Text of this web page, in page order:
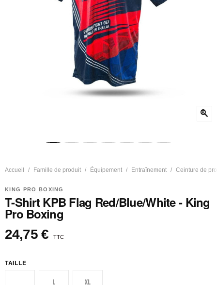
zoom_in
Accueil Famille de produit Équipement Entraînement Ceinture de
KING PRO BOXING
T-Shirt KPB Flag Red/Blue/White - King
Pro Boxing
24,75 € TTC
TAILLE
L XL